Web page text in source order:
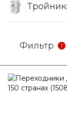
Фильтр 1